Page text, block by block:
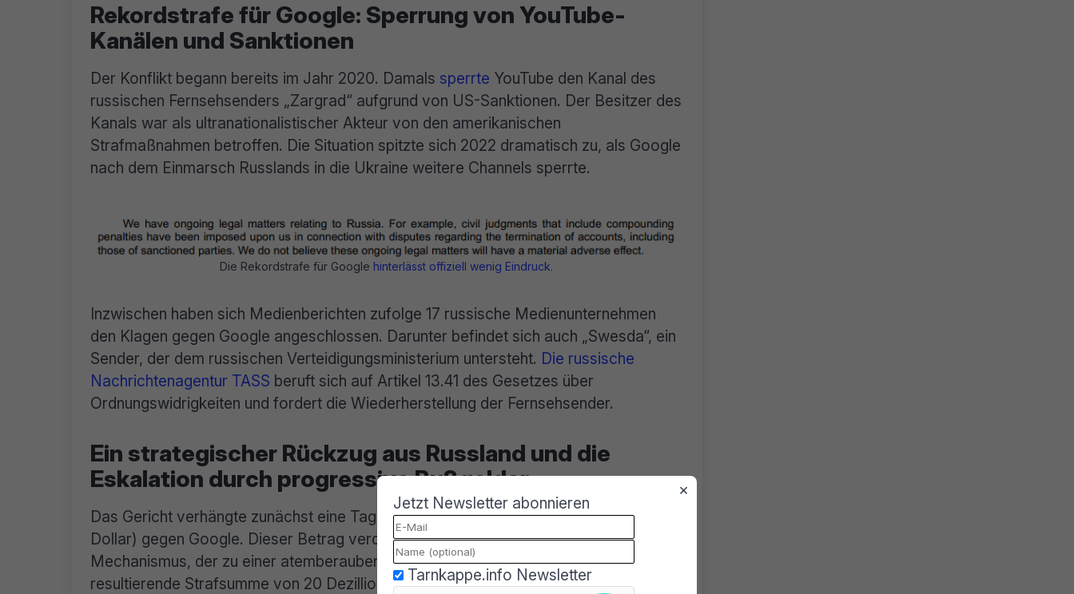
Rekordstrafe für Google: Sperrung von YouTube-
Kanälen und Sanktionen
Der Konflikt begann bereits im Jahr 2020. Damals sperrte YouTube den Kanal des
russischen Fernsehsenders „Zargrad“ aufgrund von US-Sanktionen. Der Besitzer des
Kanals war als ultranationalistischer Akteur von den amerikanischen
Strafmaßnahmen betroffen. Die Situation spitzte sich 2022 dramatisch zu, als Google
nach dem Einmarsch Russlands in die Ukraine weitere Channels sperrte.
Die Rekordstrafe für Google hinterlässt offiziell wenig Eindruck.
Inzwischen haben sich Medienberichten zufolge 17 russische Medienunternehmen
den Klagen gegen Google angeschlossen. Darunter befindet sich auch „Swesda“, ein
Sender, der dem russischen Verteidigungsministerium untersteht. Die russische
Nachrichtenagentur TASS beruft sich auf Artikel 13.41 des Gesetzes über
Ordnungswidrigkeiten und fordert die Wiederherstellung der Fernsehsender.
Ein strategischer Rückzug aus Russland und die
Eskalation durch progressive Bußgelder
Das Gericht verhängte zunächst eine Tagesstrafe von 100.000 Rubel (ca. 1.025
Dollar) gegen Google. Dieser Betrag verdoppelte sich wöchentlich – ein
Mechanismus, der zu einer atemberaubenden Gesamtforderung führte. Die daraus
resultierende Strafsumme von 20 Dezillionen Dollar übersteigt nicht nur jede
×
Jetzt Newsletter abonnieren
Tarnkappe.info Newsletter